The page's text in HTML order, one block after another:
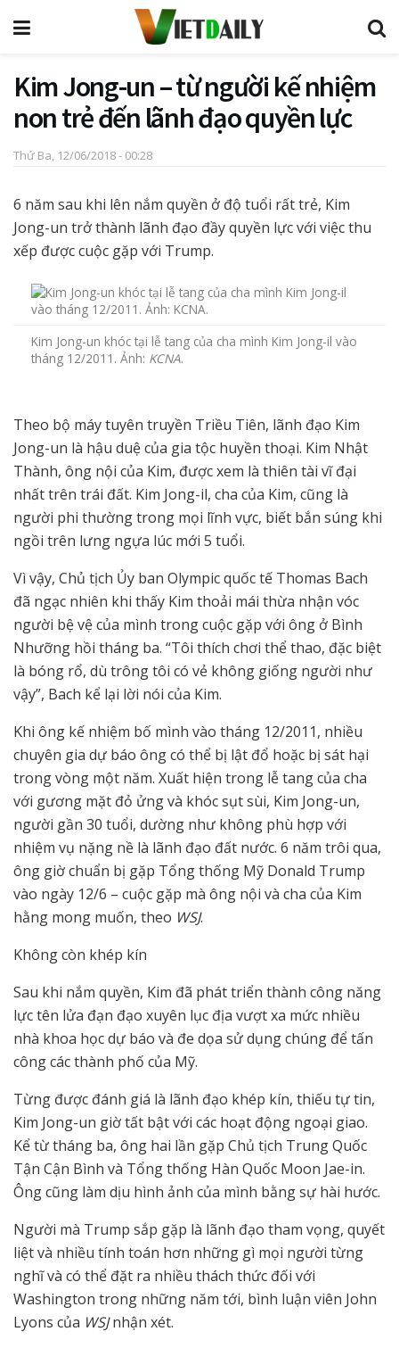
Kim Jong-un – từ người kế nhiệm
non trẻ đến lãnh đạo quyền lực
Thứ Ba, 12/06/2018 - 00:28
6 năm sau khi lên nắm quyền ở độ tuổi rất trẻ, Kim
Jong-un trở thành lãnh đạo đầy quyền lực với việc thu
xếp được cuộc gặp với Trump.
Kim Jong-un khóc tại lễ tang của cha mình Kim Jong-il vào
tháng 12/2011. Ảnh: KCNA.
Theo bộ máy tuyên truyền Triều Tiên, lãnh đạo Kim
Jong-un là hậu duệ của gia tộc huyền thoại. Kim Nhật
Thành, ông nội của Kim, được xem là thiên tài vĩ đại
nhất trên trái đất. Kim Jong-il, cha của Kim, cũng là
người phi thường trong mọi lĩnh vực, biết bắn súng khi
ngồi trên lưng ngựa lúc mới 5 tuổi.
Vì vậy, Chủ tịch Ủy ban Olympic quốc tế Thomas Bach
đã ngạc nhiên khi thấy Kim thoải mái thừa nhận vóc
người bệ vệ của mình trong cuộc gặp với ông ở Bình
Nhưỡng hồi tháng ba. “Tôi thích chơi thể thao, đặc biệt
là bóng rổ, dù trông tôi có vẻ không giống người như
vậy”, Bach kể lại lời nói của Kim.
Khi ông kế nhiệm bố mình vào tháng 12/2011, nhiều
chuyên gia dự báo ông có thể bị lật đổ hoặc bị sát hại
trong vòng một năm. Xuất hiện trong lễ tang của cha
với gương mặt đỏ ửng và khóc sụt sùi, Kim Jong-un,
người gần 30 tuổi, dường như không phù hợp với
nhiệm vụ nặng nề là lãnh đạo đất nước. 6 năm trôi qua,
ông giờ chuẩn bị gặp Tổng thống Mỹ Donald Trump
vào ngày 12/6 – cuộc gặp mà ông nội và cha của Kim
hằng mong muốn, theo WSJ.
Không còn khép kín
Sau khi nắm quyền, Kim đã phát triển thành công năng
lực tên lửa đạn đạo xuyên lục địa vượt xa mức nhiều
nhà khoa học dự báo và đe dọa sử dụng chúng để tấn
công các thành phố của Mỹ.
Từng được đánh giá là lãnh đạo khép kín, thiếu tự tin,
Kim Jong-un giờ tất bật với các hoạt động ngoại giao.
Kể từ tháng ba, ông hai lần gặp Chủ tịch Trung Quốc
Tận Cận Bình và Tổng thống Hàn Quốc Moon Jae-in.
Ông cũng làm dịu hình ảnh của mình bằng sự hài hước.
Người mà Trump sắp gặp là lãnh đạo tham vọng, quyết
liệt và nhiều tính toán hơn những gì mọi người từng
nghĩ và có thể đặt ra nhiều thách thức đối với
Washington trong những năm tới, bình luận viên John
Lyons của WSJnhận xét.